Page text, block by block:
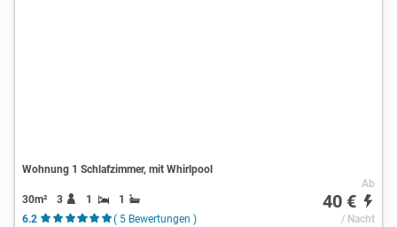
Wohnung 1 Schlafzimmer, mit Whirlpool
30m² 3 1
1
6.2
( 5 Bewertungen )
Ab
40 €
/ Nacht